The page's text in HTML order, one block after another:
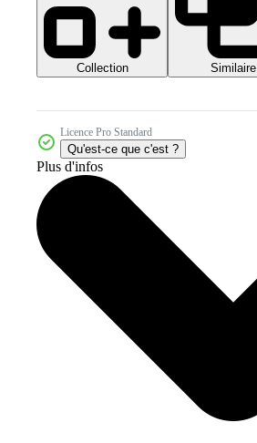
Collection Similaire
Licence Pro Standard
Qu'est-ce que c'est ?
Plus d'infos